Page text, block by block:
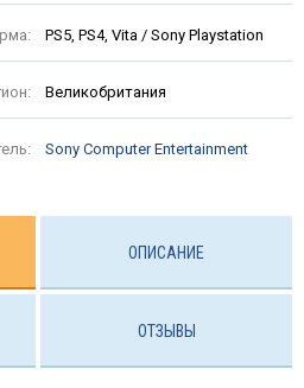
PS5, PS4, Vita / Sony Playstation
Великобритания
Sony Computer Entertainment
ОПИСАНИЕ
ОТЗЫВЫ